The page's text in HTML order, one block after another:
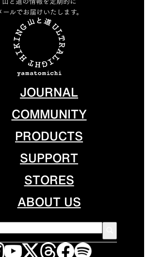
山と道の情報を定期的に
ールでお届けいたします。
JOURNAL
COMMUNITY
PRODUCTS
SUPPORT
STORES
ABOUT US